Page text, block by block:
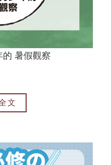
的 暑假觀察
文